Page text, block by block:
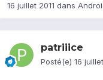
16 juillet 2011 dans
patriiice
Posté(e) 16